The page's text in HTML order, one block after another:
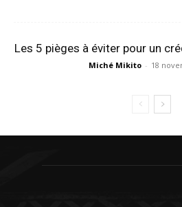
Les 5 pièges à éviter pour un
Miché Mikito - 18